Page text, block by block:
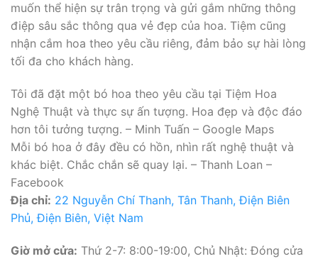
muốn thể hiện sự trân trọng và gửi gắm những thông
điệp sâu sắc thông qua vẻ đẹp của hoa. Tiệm cũng
nhận cắm hoa theo yêu cầu riêng, đảm bảo sự hài lòng
tối đa cho khách hàng.
Tôi đã đặt một bó hoa theo yêu cầu tại Tiệm Hoa
Nghệ Thuật và thực sự ấn tượng. Hoa đẹp và độc đáo
hơn tôi tưởng tượng. – Minh Tuấn – Google Maps
Mỗi bó hoa ở đây đều có hồn, nhìn rất nghệ thuật và
khác biệt. Chắc chắn sẽ quay lại. – Thanh Loan –
Facebook
Địa chỉ: 22 Nguyễn Chí Thanh, Tân Thanh, Điện Biên
Phủ, Điện Biên, Việt Nam
Giờ mở cửa: Thứ 2-7: 8:00-19:00, Chủ Nhật: Đóng cửa